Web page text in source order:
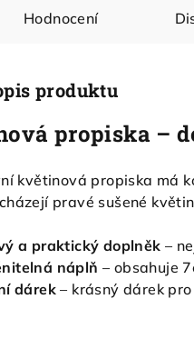
Hodnocení
produktu
propiska –
květinová propiska má
pravé sušené
a praktický doplněk –
náplň – obsahuje
dárek – krásný dárek